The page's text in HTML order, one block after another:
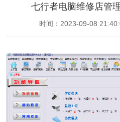
七行者电脑维修店管
时间：2023-09-08